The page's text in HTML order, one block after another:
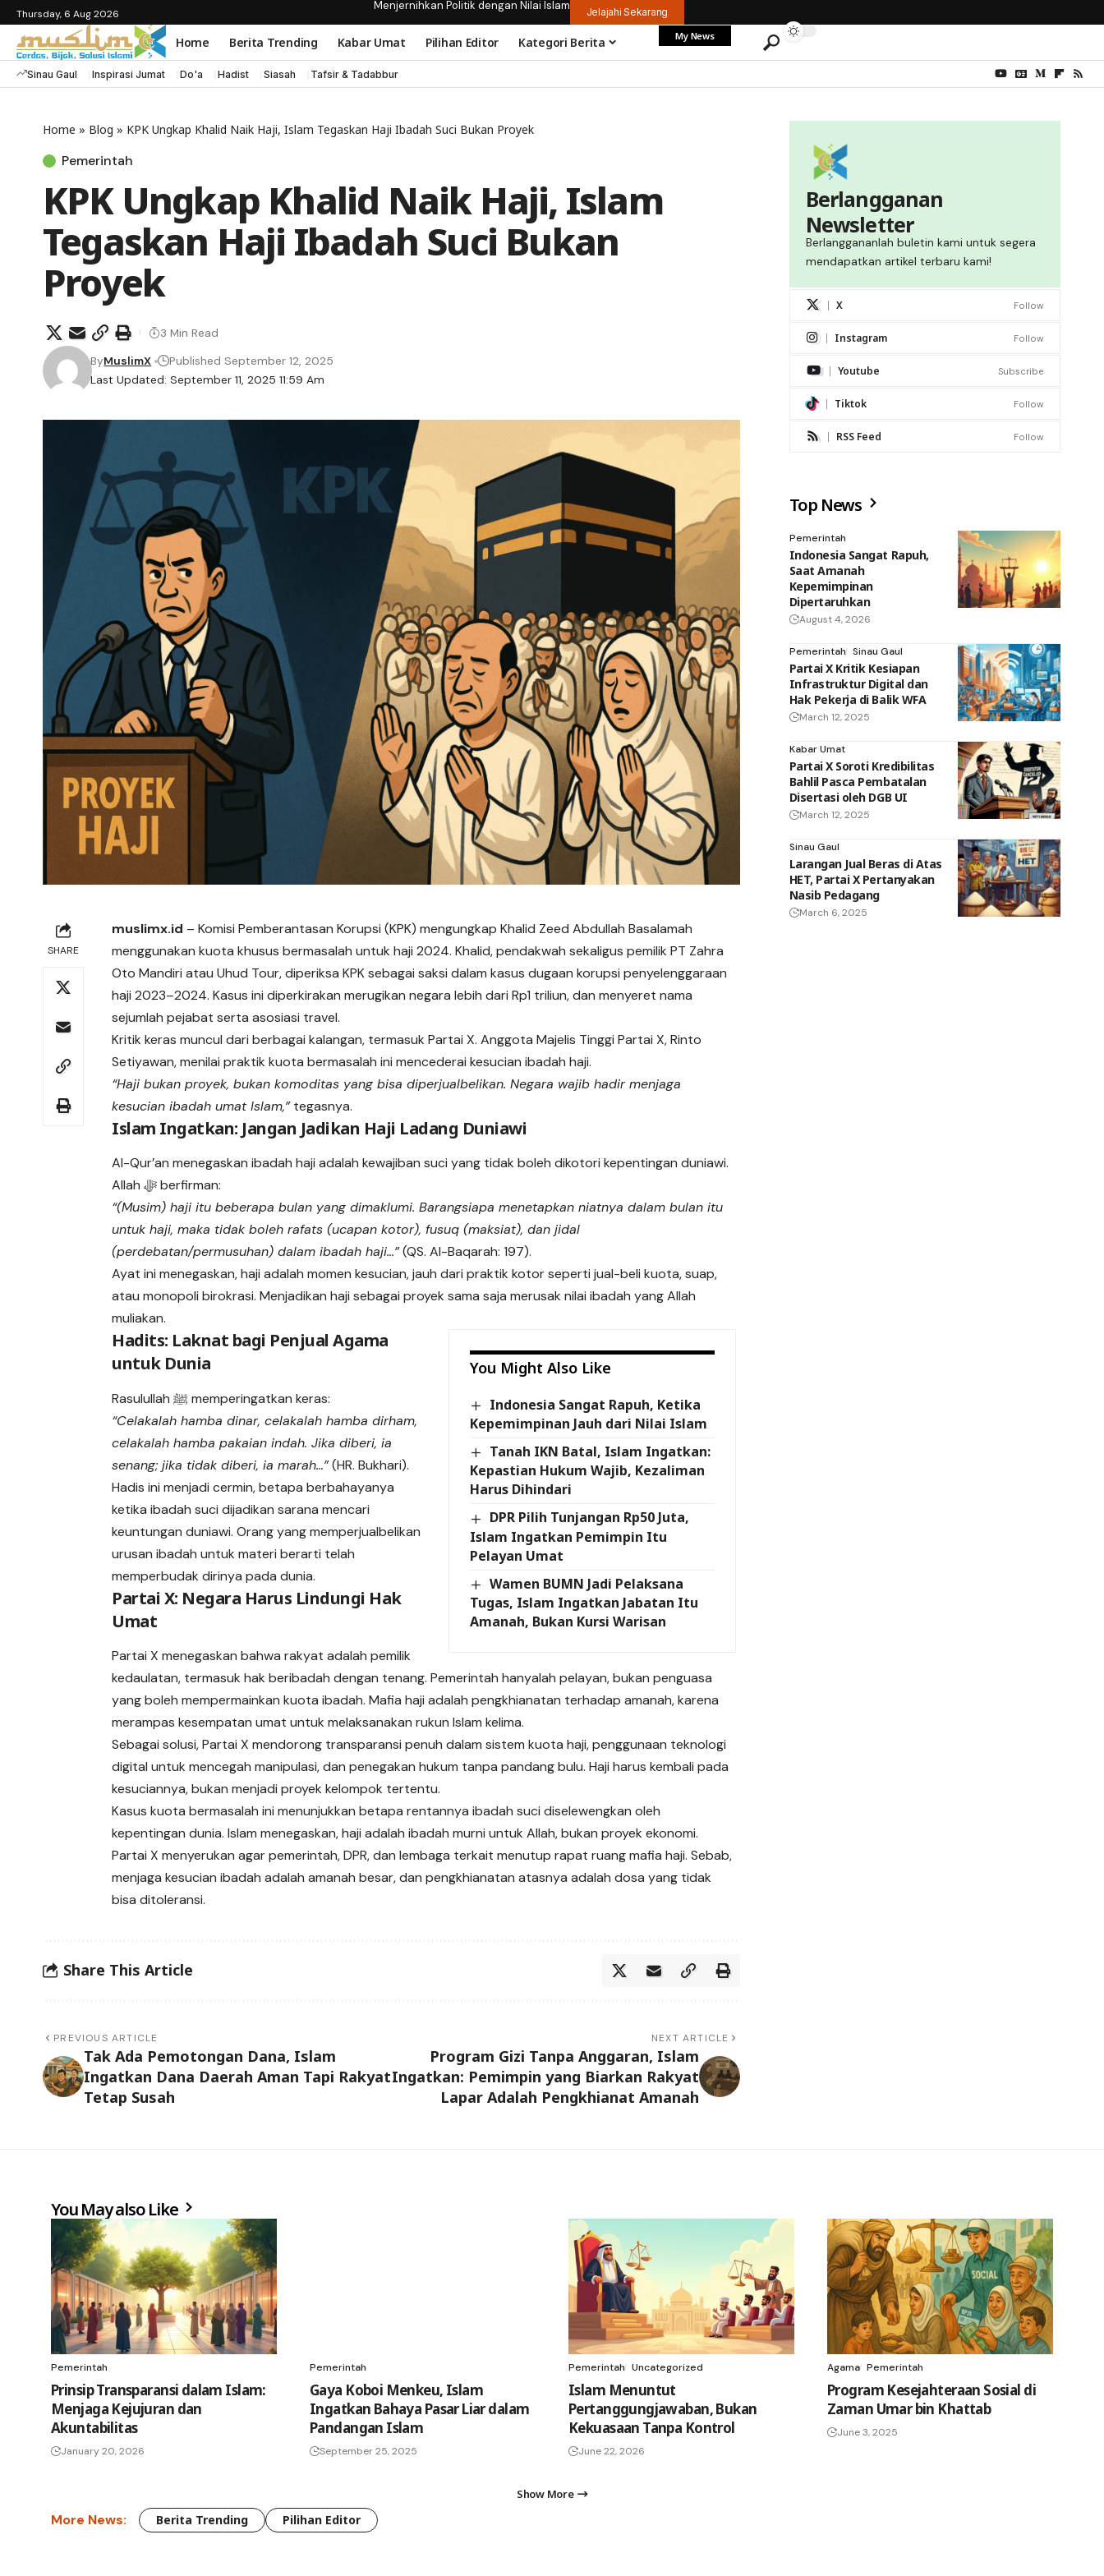
Thursday, 6 Aug 2026
Menjernihkan Politik dengan Nilai Islam Jelajahi Sekarang
Home Berita Trending Kabar Umat Pilihan Editor Kategori Berita My News
Sinau Gaul Inspirasi Jumat Do'a Hadist Siasah Tafsir & Tadabbur
Home » Blog » KPK Ungkap Khalid Naik Haji, Islam Tegaskan Haji Ibadah Suci Bukan Proyek
Pemerintah
KPK Ungkap Khalid Naik Haji, Islam
Tegaskan Haji Ibadah Suci Bukan
Proyek
Last Updated: September 11, 2025 11:59 Am
ByMuslimX Published September 12, 2025
3 Min Read
SHARE
muslimx.id – Komisi Pemberantasan Korupsi (KPK) mengungkap Khalid Zeed Abdullah Basalamah
menggunakan kuota khusus bermasalah untuk haji 2024. Khalid, pendakwah sekaligus pemilik PT Zahra
Oto Mandiri atau Uhud Tour, diperiksa KPK sebagai saksi dalam kasus dugaan korupsi penyelenggaraan
haji 2023–2024. Kasus ini diperkirakan merugikan negara lebih dari Rp1 triliun, dan menyeret nama
sejumlahpejabatserta asosiasi travel.
Kritik keras muncul dari berbagai kalangan, termasuk Partai X. Anggota Majelis Tinggi Partai X, Rinto
Setiyawan, menilai praktik kuota bermasalah ini mencederai kesucian ibadah haji.
“Haji bukan proyek, bukan komoditas yang bisa diperjualbelikan. Negara wajib hadir menjaga
kesucian ibadah umat Islam,”tegasnya.
Islam Ingatkan: Jangan Jadikan Haji Ladang Duniawi
Al-Qur’an menegaskan ibadah haji adalah kewajiban suci yang tidak boleh dikotori kepentingan duniawi.
Allah ﷻ berfirman:
“(Musim) haji itu beberapa bulan yang dimaklumi. Barangsiapa menetapkan niatnya dalam bulan itu
untuk haji, maka tidak boleh rafats (ucapan kotor), fusuq (maksiat), dan jidal
(perdebatan/permusuhan) dalam ibadah haji…”(QS. Al-Baqarah: 197).
Ayat ini menegaskan, haji adalah momen kesucian, jauh dari praktik kotor seperti jual-beli kuota, suap,
atau monopoli birokrasi. Menjadikan haji sebagai proyek sama saja merusak nilai ibadah yang Allah
muliakan.
You Might Also Like
Indonesia Sangat Rapuh, Ketika
Kepemimpinan Jauh dari Nilai Islam
Tanah IKN Batal, Islam Ingatkan:
Kepastian Hukum Wajib, Kezaliman
Harus Dihindari
DPR Pilih Tunjangan Rp50 Juta,
Islam Ingatkan Pemimpin Itu
Pelayan Umat
Wamen BUMN Jadi Pelaksana
Tugas, Islam Ingatkan Jabatan Itu
Amanah, Bukan Kursi Warisan
Hadits: Laknat bagi Penjual Agama
untuk Dunia
Rasulullah ﷺ memperingatkan keras:
“Celakalah hamba dinar, celakalah hamba dirham,
celakalah hamba pakaian indah. Jika diberi, ia
senang; jika tidak diberi, ia marah…”(HR. Bukhari).
Hadis ini menjadi cermin, betapa berbahayanya
ketika ibadah suci dijadikan sarana mencari
keuntungan duniawi. Orang yang memperjualbelikan
urusan ibadah untuk materi berarti telah
memperbudak dirinya pada dunia.
Partai X: Negara Harus Lindungi Hak
Umat
Partai X menegaskan bahwa rakyat adalah pemilik
kedaulatan, termasuk hak beribadah dengan tenang. Pemerintah hanyalah pelayan, bukan penguasa
yang boleh mempermainkan kuota ibadah. Mafia haji adalah pengkhianatan terhadap amanah, karena
merampas kesempatan umat untuk melaksanakan rukun Islam kelima.
Sebagai solusi, Partai X mendorong transparansi penuh dalam sistem kuota haji, penggunaan teknologi
digital untuk mencegah manipulasi, dan penegakan hukum tanpa pandang bulu. Haji harus kembali pada
kesuciannya, bukan menjadi proyek kelompok tertentu.
Kasus kuota bermasalah ini menunjukkan betapa rentannya ibadah suci diselewengkan oleh
kepentingan dunia. Islam menegaskan, haji adalah ibadah murni untuk Allah, bukan proyek ekonomi.
Partai X menyerukan agar pemerintah, DPR, dan lembaga terkait menutup rapat ruang mafia haji. Sebab,
menjaga kesucian ibadah adalah amanah besar, dan pengkhianatan atasnya adalah dosa yang tidak
bisa ditoleransi.
Share This Article
PREVIOUS ARTICLE
Tak Ada Pemotongan Dana, Islam
Ingatkan Dana Daerah Aman Tapi Rakyat
Tetap Susah
NEXT ARTICLE
Program Gizi Tanpa Anggaran, Islam
Ingatkan: Pemimpin yang Biarkan Rakyat
Lapar Adalah Pengkhianat Amanah
Berlangganan
Newsletter
Berlanggananlah buletin kami untuk segera
mendapatkan artikel terbaru kami!
X Follow
Instagram Follow
Youtube Subscribe
Tiktok Follow
RSS Feed Follow
Top News
Pemerintah
Indonesia Sangat Rapuh,
Saat Amanah
Kepemimpinan
Dipertaruhkan
August 4, 2026
Pemerintah Sinau Gaul
Partai X Kritik Kesiapan
Infrastruktur Digital dan
Hak Pekerja di Balik WFA
March 12, 2025
Kabar Umat
Partai X Soroti Kredibilitas
Bahlil Pasca Pembatalan
Disertasi oleh DGB UI
March 12, 2025
Sinau Gaul
Larangan Jual Beras di Atas
HET, Partai X Pertanyakan
Nasib Pedagang
March 6, 2025
You May also Like
Pemerintah
Prinsip Transparansi dalam Islam:
Menjaga Kejujuran dan
Akuntabilitas
January 20, 2026
Pemerintah
Gaya Koboi Menkeu, Islam
Ingatkan Bahaya Pasar Liar dalam
Pandangan Islam
September 25, 2025
Pemerintah Uncategorized
Islam Menuntut
Pertanggungjawaban, Bukan
Kekuasaan Tanpa Kontrol
June 22, 2026
Agama Pemerintah
Program Kesejahteraan Sosial di
Zaman Umar bin Khattab
June 3, 2025
Show More
More News: Berita Trending Pilihan Editor